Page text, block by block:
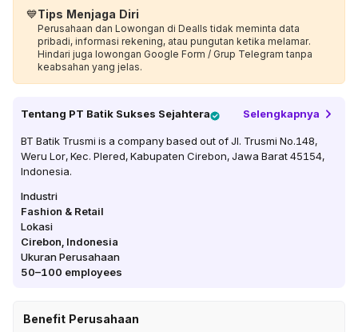
💙Tips Menjaga Diri
Perusahaan dan Lowongan di Dealls tidak meminta data
pribadi, informasi rekening, atau pungutan ketika melamar.
Hindari juga lowongan Google Form / Grup Telegram tanpa
keabsahan yang jelas.
Tentang PT Batik Sukses Sejahtera Selengkapnya
BT Batik Trusmi is a company based out of Jl. Trusmi No.148,
Weru Lor, Kec. Plered, Kabupaten Cirebon, Jawa Barat 45154,
Indonesia.
Industri
Fashion & Retail
Lokasi
Cirebon Indonesia
Ukuran Perusahaan
50–100 employees
Benefit Perusahaan